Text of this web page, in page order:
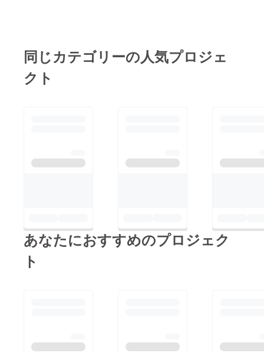
を放っ
てくれ
同じカテゴリーの人気プロジェ
クト
あなたにおすすめのプロジェク
ト